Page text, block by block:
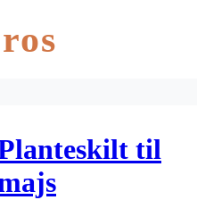
til